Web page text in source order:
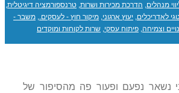
מנהלים, הדרכת מכירות ושרות, טרנספורמציה דיגיטלית,
לאדריכלים, יעוץ ארגוני, מיקור חוץ - לעסקים., משבר -
וצמיחה, פיתוח עסקי, שרות לקוחות ומוקדים
נשאר נפעם ופעור פה מהסיפור של